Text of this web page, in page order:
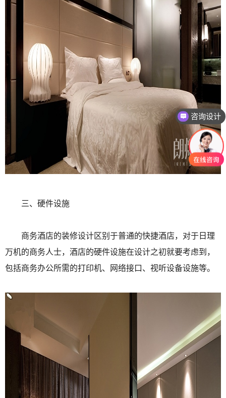
三、硬件设施
商务酒店的装修设计区别于普通的快捷酒店，对于日理
万机的商务人士，酒店的硬件设施在设计之初就要考虑到，
包括商务办公所需的打印机、网络接口、视听设备设施等。
咨询设计